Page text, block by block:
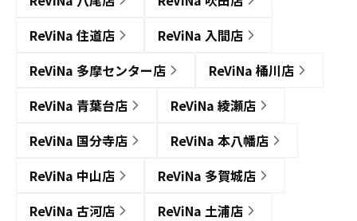
ReViNa 住道店
ReViNa 入間店
ReViNa 多摩センター店
ReViNa 桶川店
ReViNa 青葉台店
ReViNa 綾瀬店
ReViNa 国分寺店
ReViNa 本八幡店
ReViNa 中山店
ReViNa 多賀城店
ReViNa 古河店
ReViNa 土浦店